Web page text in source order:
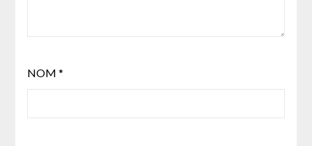
NOM *